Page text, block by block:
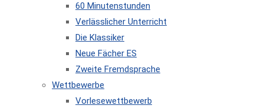
60 Minutenstunden
Verlässlicher Unterricht
Die Klassiker
Neue Fächer ES
Zweite Fremdsprache
Wettbewerbe
Vorlesewettbewerb